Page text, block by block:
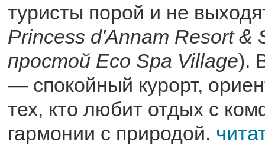
туристы порой и не
Princess d'Annam Resort &
простой Eco Spa Village).
— спокойный курорт,
тех, кто любит отдых с
гармонии с природой.